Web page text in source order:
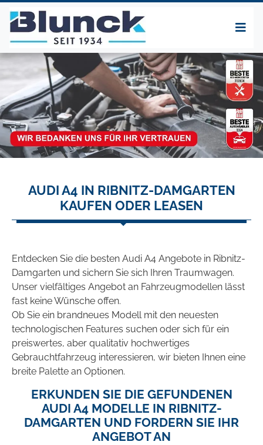
AUDI A4 IN RIBNITZ-DAMGARTEN
KAUFEN ODER LEASEN
Entdecken Sie die besten Audi A4 Angebote in Ribnitz-
Damgarten und sichern Sie sich Ihren Traumwagen.
Unser vielfältiges Angebot an Fahrzeugmodellen lässt
fast keine Wünsche offen.
Ob Sie ein brandneues Modell mit den neuesten
technologischen Features suchen oder sich für ein
preiswertes, aber qualitativ hochwertiges
Gebrauchtfahrzeug interessieren, wir bieten Ihnen eine
breite Palette an Optionen.
ERKUNDEN SIE DIE GEFUNDENEN
AUDI A4 MODELLE IN RIBNITZ-
DAMGARTEN UND FORDERN SIE IHR
ANGEBOT AN